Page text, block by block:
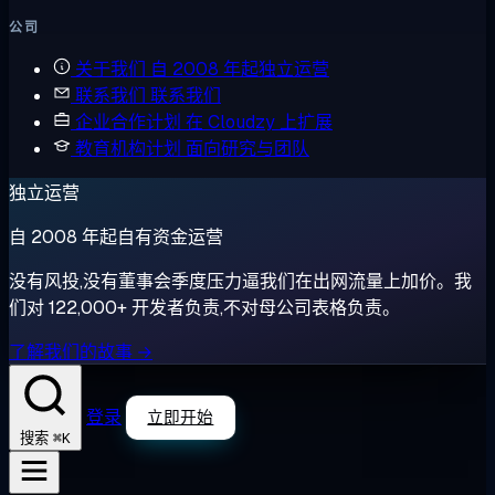
公司
关于我们 自 2008 年起独立运营
联系我们 联系我们
企业合作计划 在 Cloudzy 上扩展
教育机构计划 面向研究与团队
独立运营
自 2008 年起自有资金运营
没有风投,没有董事会季度压力逼我们在出网流量上加价。我
们对 122,000+ 开发者负责,不对母公司表格负责。
了解我们的故事 →
搜索 ⌘K
登录 立即开始